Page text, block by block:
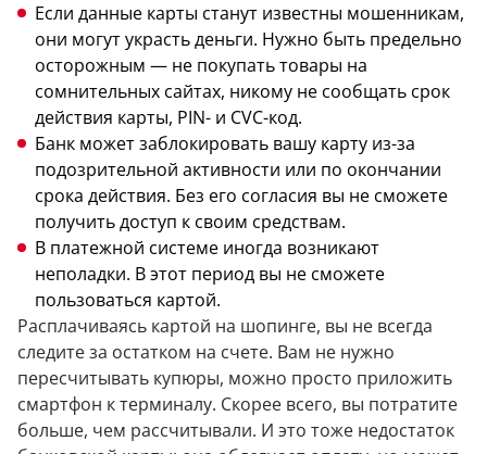
Если данные карты станут известны мошенникам,
они могут украсть деньги. Нужно быть предельно
осторожным — не покупать товары на
сомнительных сайтах, никому не сообщать срок
действия карты, PIN- и CVC-код.
Банк может заблокировать вашу карту из-за
подозрительной активности или по окончании
срока действия. Без его согласия вы не сможете
получить доступ к своим средствам.
В платежной системе иногда возникают
неполадки. В этот период вы не сможете
пользоваться картой.
Расплачиваясь картой на шопинге, вы не всегда
следите за остатком на счете. Вам не нужно
пересчитывать купюры, можно просто приложить
смартфон к терминалу. Скорее всего, вы потратите
больше, чем рассчитывали. И это тоже недостаток